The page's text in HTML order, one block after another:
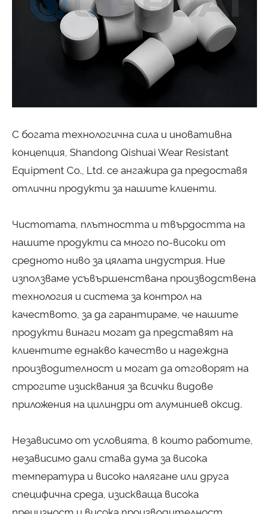
С богата технологична сила и иновативна
концепция, Shandong Qishuai Wear Resistant
Equipment Co., Ltd. се ангажира да предоставя
отлични продукти за нашите клиенти.
Чистотата, плътността и твърдостта на
нашите продукти са много по-високи от
средното ниво за цялата индустрия. Ние
използваме усъвършенствана производствена
технология и система за контрол на
качеството, за да гарантираме, че нашите
продукти винаги могат да представят на
клиентите еднакво качество и надеждна
производителност и могат да отговорят на
строгите изисквания за всички видове
приложения на цилиндри от алуминиев оксид.
Независимо от условията, в които работите,
независимо дали става дума за висока
температура и високо налягане или друга
специфична среда, изискваща висока